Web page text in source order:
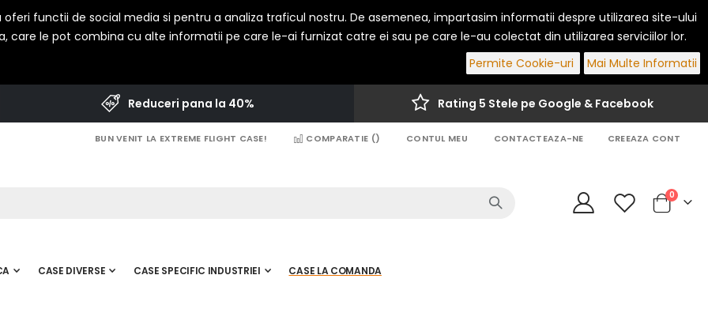
functii de social media si pentru a analiza traficul nostru. De asemenea, impartasim informatii despre utilizarea site-ului
care le pot combina cu alte informatii pe care le-ai furnizat catre ei sau pe care le-au colectat din utilizarea serviciilor lor.
Permite Cookie-uri
Mai Multe Informatii
Reduceri pana la 40% Rating 5 Stele pe Google & Facebook
BUN VENIT LA EXTREME FLIGHT CASE! COMPARATIE () CONTUL MEU CONTACTEAZA-NE CREEAZA CONT
Cart
0articole
CASE DIVERSE CASE SPECIFIC INDUSTRIEI CASE LA COMANDA